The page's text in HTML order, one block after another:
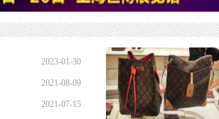
2023-01-30
2021-08-09
2021-07-15